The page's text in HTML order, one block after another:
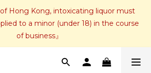
of Hong Kong, intoxicating liquor must
to a minor (under 18) in the course
of business』